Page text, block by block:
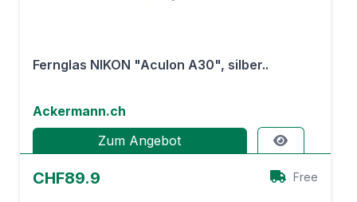
Fernglas NIKON "Aculon A30", silber..
Ackermann.ch
Zum Angebot
CHF89.9 Free